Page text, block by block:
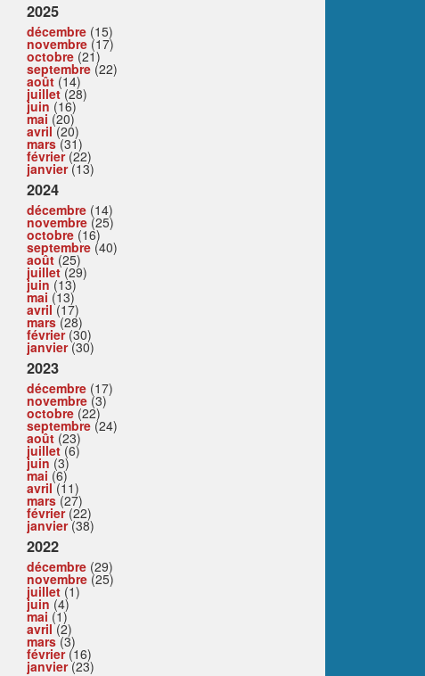
2025
décembre (15)
novembre (17)
octobre (21)
septembre (22)
août (14)
juillet(28)
juin (16)
mai (20)
avril(20)
mars(31)
février(22)
janvier(13)
2024
décembre (14)
novembre (25)
octobre (16)
septembre (40)
août (25)
juillet(29)
juin (13)
mai (13)
avril(17)
mars(28)
février(30)
janvier(30)
2023
décembre (17)
novembre (3)
octobre (22)
septembre (24)
août (23)
juillet(6)
juin (3)
mai (6)
avril(11)
mars(27)
février(22)
janvier(38)
2022
décembre (29)
novembre (25)
juillet (1)
juin (4)
mai (1)
avril(2)
mars(3)
février(16)
janvier(23)